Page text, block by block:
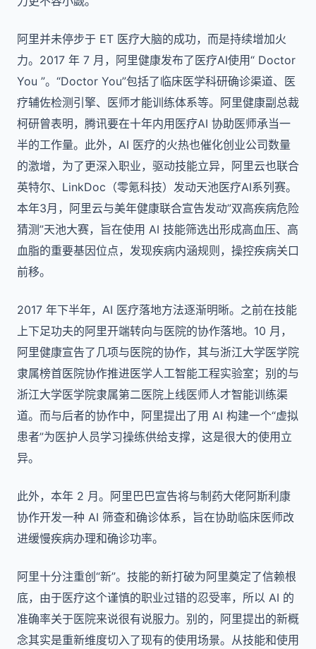
阿里并未停步于 ET 医疗大脑的成功，而是持续增加火
力。2017 年 7 月，阿里健康发布了医疗AI使用“ Doctor
You ”。“Doctor You”包括了临床医学科研确诊渠道、医
疗辅佐检测引擎、医师才能训练体系等。阿里健康副总裁
柯研曾表明，腾讯要在十年内用医疗AI 协助医师承当一
半的工作量。此外，AI 医疗的火热也催化创业公司数量
的激增，为了更深入职业，驱动技能立异，阿里云也联合
英特尔、LinkDoc（零氪科技）发动天池医疗AI系列赛。
本年3月，阿里云与美年健康联合宣告发动”双高疾病危险
猜测”天池大赛，旨在使用 AI 技能筛选出形成高血压、高
血脂的重要基因位点，发现疾病内涵规则，操控疾病关口
前移。
2017 年下半年，AI 医疗落地方法逐渐明晰。之前在技能
上下足功夫的阿里开端转向与医院的协作落地。10 月，
阿里健康宣告了几项与医院的协作，其与浙江大学医学院
隶属榜首医院协作推进医学人工智能工程实验室；别的与
浙江大学医学院隶属第二医院上线医师人才智能训练渠
道。而与后者的协作中，阿里提出了用 AI 构建一个“虚拟
患者”为医护人员学习操练供给支撑，这是很大的使用立
异。
此外，本年 2 月。阿里巴巴宣告将与制药大佬阿斯利康
协作开发一种 AI 筛查和确诊体系，旨在协助临床医师改
进缓慢疾病办理和确诊功率。
阿里十分注重创“新”。技能的新打破为阿里奠定了信赖根
底，由于医疗这个谨慎的职业过错的忍受率，所以 AI 的
准确率关于医院来说很有说服力。别的，阿里提出的新概
念其实是重新维度切入了现有的使用场景。从技能和使用